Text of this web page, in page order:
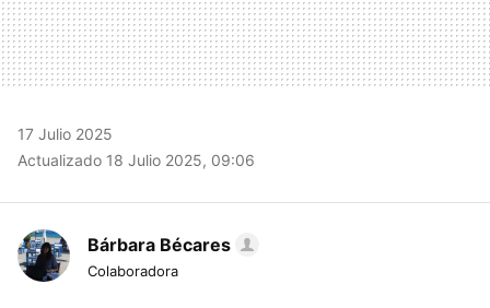
17 Julio 2025
Actualizado 18 Julio 2025, 09:06
Bárbara Bécares
Colaboradora